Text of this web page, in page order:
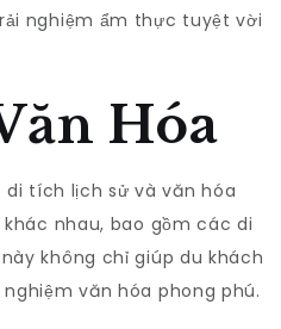
nghiệm ẩm thực tuyệt vời
Hóa
tích lịch sử và văn hóa
nhau, bao gồm các di
không chỉ giúp du khách
văn hóa phong phú.